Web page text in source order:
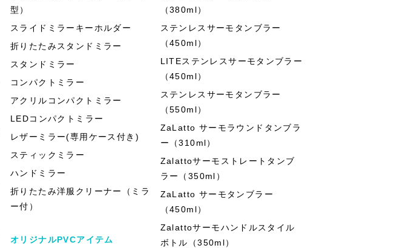
型）
スライドミラーキーホルダー
折りたたみスタンドミラー
スタンドミラー
コンパクトミラー
アクリルコンパクトミラー
LEDコンパクトミラー
レザーミラー(専用ケース付き)
スティックミラー
ハンドミラー
折りたたみ洋服クリーナー（ミラ
ー付）
オリジナルPVCアイテム
（380ml）
ステンレスサーモタンブラー
（450ml）
LITEステンレスサーモタンブラー
（450ml）
ステンレスサーモタンブラー
（550ml）
ZaLatto サーモラウンドタンブラ
ー（310ml）
Zalattoサーモストレートタンブ
ラー（350ml）
ZaLatto サーモタンブラー
（450ml）
Zalattoサーモハンドルスタイル
ボトル（350ml）